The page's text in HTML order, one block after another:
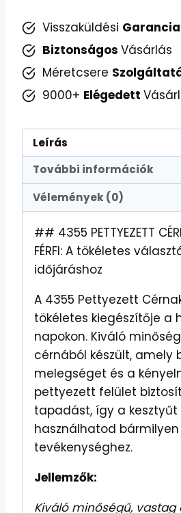
Visszaküldési Garancia
Biztonságos Vásárlás
Méretcsere
9000+ Elégedett
Leírás
További információk
Vélemények (0)
## 4355 PETTYEZETT
FÉRFI: A tökéletes
időjáráshoz
A 4355 Pettyezett
tökéletes kiegészítője a
napokon. Kiváló
cérnából készült, amely
melegséget és a
pettyezett felület
tapadást, így a kesztyűt
használhatod bármilyen
tevékenységhez.
Jellemzők:
Kiváló minőségű, vastag